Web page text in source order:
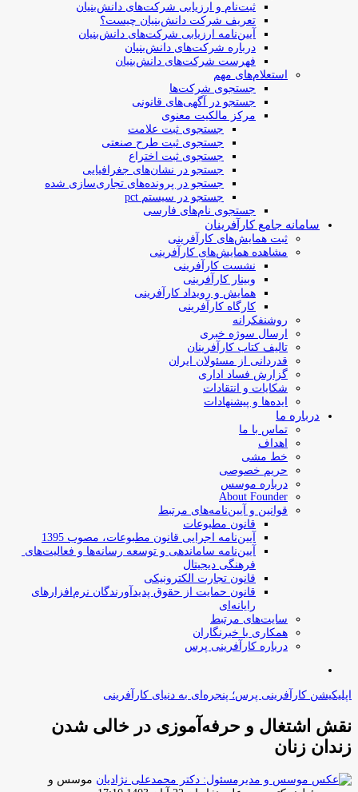
ثبت‌نام و ارزیابی شرکت‌های دانش‌بنیان
تعریف شرکت دانش‌بنیان چیست؟
آیین‌نامه ارزیابی شرکت‌های دانش‌بنیان
درباره شرکت‌های دانش‌بنیان
فهرست شرکت‌های دانش‌بنیان
استعلام‌های مهم
جستجوی شرکت‌ها
جستجو در آگهی‌های قانونی
مرکز مالکیت معنوی
جستجوی ثبت علامت
جستجوی ثبت طرح صنعتی
جستجوی ثبت اختراع
جستجو در نشان‌های جغرافیایی
جستجو در پرونده‌های تجاری‌سازی شده
جستجو در سیستم pct
جستجوی نام‌های فارسی
سامانه جامع کارآفرینان
ثبت همایش‌های کارآفرینی
مشاهده همایش‌های کارآفرینی
نشست کارآفرینی
وبینار کارآفرینی
همایش و رویداد کارآفرینی
کارگاه کارآفرینی
روشنفکرانه
ارسال سوژه‌ خبری
تالیف کتاب کارآفرینان
قدردانی از مسئولان ایران
گزارش فساد اداری
شکایات و انتقادات
ایده‌ها و پیشنهادات
درباره ما
تماس با ما
اهداف
خط مشی
حریم خصوصی
درباره موسس
About Founder
قوانین و آیین‌نامه‌های مرتبط
‌قانون مطبوعات
آیین‌نامه اجرایی قانون مطبوعات، مصوب 1395
آیین‌نامه سامان­دهی و توسعه رسانه­‌ها و فعالیت‌­های
فرهنگی دیجیتال
قانون تجارت الکترونیکی
قانون حمایت از حقوق پدیدآورندگان نرم‌افزارهای
رایانه‌ای
سایت‌های مرتبط
همکاری با خبرنگاران
درباره کارآفرینی پرس
اپلیکیشن کارآفرینی پرس؛ پنجره‌ای به دنیای کارآفرینی
نقش اشتغال و حرفه‌آموزی در خالی شدن
زندان زنان
موسس و